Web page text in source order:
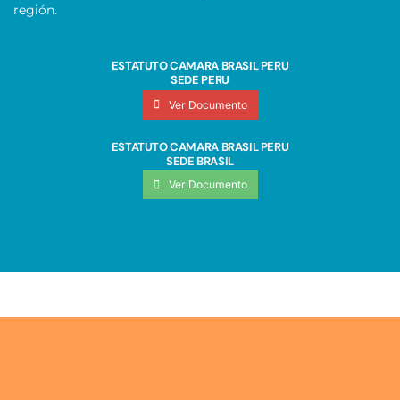
región.
ESTATUTO CAMARA BRASIL PERU
SEDE PERU
Ver Documento
ESTATUTO CAMARA BRASIL PERU
SEDE BRASIL
Ver Documento